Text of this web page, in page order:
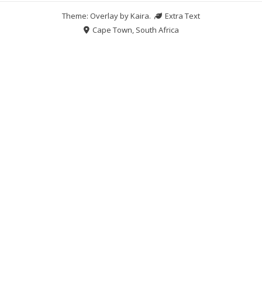
Theme: Overlay byKaira.
Extra Text
Cape Town, South Africa